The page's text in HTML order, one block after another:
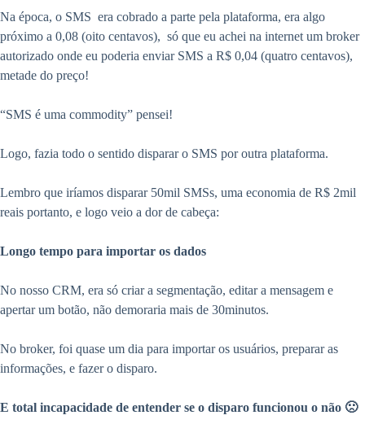
Na época, o SMS era cobrado a parte pela plataforma, era algo
próximo a 0,08 (oito centavos), só que eu achei na internet um broker
autorizado onde eu poderia enviar SMS a R$ 0,04 (quatro centavos),
metade do preço!
“SMS é uma commodity” pensei!
Logo, fazia todo o sentido disparar o SMS por outra plataforma.
Lembro que iríamos disparar 50mil SMSs, uma economia de R$ 2mil
reais portanto, e logo veio a dor de cabeça:
Longo tempo para importar os dados
No nosso CRM, era só criar a segmentação, editar a mensagem e
apertar um botão, não demoraria mais de 30minutos.
No broker, foi quase um dia para importar os usuários, preparar as
informações, e fazer o disparo.
E total incapacidade de entender se o disparo funcionou o não 🙁